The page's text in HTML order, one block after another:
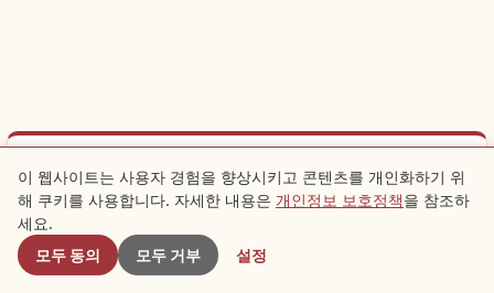
광고
Zao Snow Monsters 여행을 더 편리하게
가까운 곳에 묵으면 관광이 훨씬 편해집니다. 현지 체험도 함께
근처 스팟
이 웹사이트는 사용자 경험을 향상시키고 콘텐츠를 개인화하기 위
해 쿠키를 사용합니다. 자세한 내용은 개인정보 보호정책을 참조하
세요.
모두 동의
모두 거부 설정